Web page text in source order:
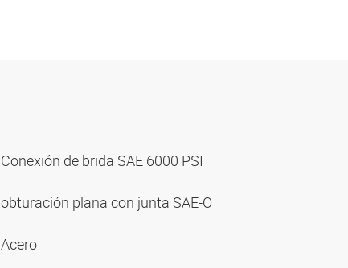
Conexión de brida SAE 6000 PSI
obturación plana con junta SAE-O
Acero